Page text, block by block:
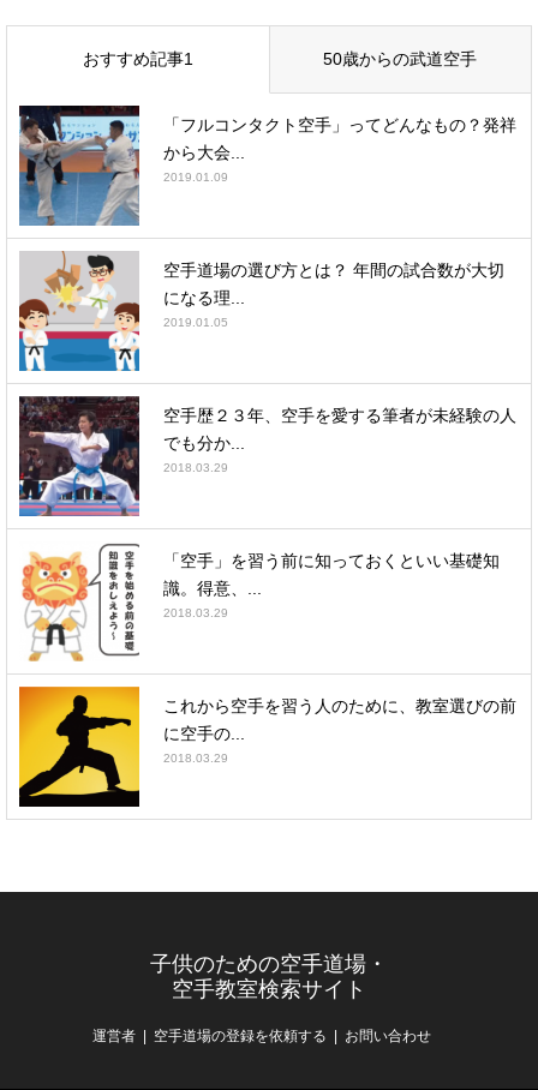
おすすめ記事1 50歳からの武道空手
「フルコンタクト空手」ってどんなもの？発祥
から大会...
2019.01.09
空手道場の選び方とは？ 年間の試合数が大切
になる理...
2019.01.05
空手歴２３年、空手を愛する筆者が未経験の人
でも分か...
2018.03.29
「空手」を習う前に知っておくといい基礎知
識。得意、...
2018.03.29
これから空手を習う人のために、教室選びの前
に空手の...
2018.03.29
子供のための空手道場・
空手教室検索サイト
運営者 空手道場の登録を依頼する お問い合わせ